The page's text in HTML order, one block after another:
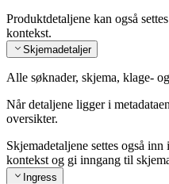
Produktdetaljene kan også
kontekst.
Skjemadetaljer
Alle søknader, skjema, klage-
Når detaljene ligger i
oversikter.
Skjemadetaljene settes også
kontekst og gi inngang til
Ingress